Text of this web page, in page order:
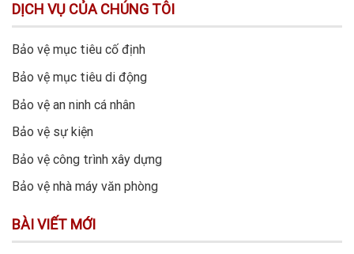
DỊCH VỤ CỦA CHÚNG TÔI
Bảo vệ mục tiêu cố định
Bảo vệ mục tiêu di động
Bảo vệ an ninh cá nhân
Bảo vệ sự kiện
Bảo vệ công trình xây dựng
Bảo vệ nhà máy văn phòng
BÀI VIẾT MỚI